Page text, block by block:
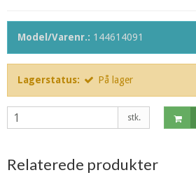
Model/Varenr.: 144614091
Lagerstatus: På lager
stk.
Relaterede produkter